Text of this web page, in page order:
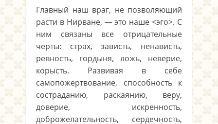
Главный наш враг, не позволяющий
расти в Нирване, — это наше <эго>. С
ним связаны все отрицательные
черты: страх, зависть, ненависть,
ревность, гордыня, ложь, неверие,
корысть. Развивая в себе
самопожертвование, способность к
состраданию, раскаянию, веру,
доверие, искренность,
доброжелательность, сердечность,